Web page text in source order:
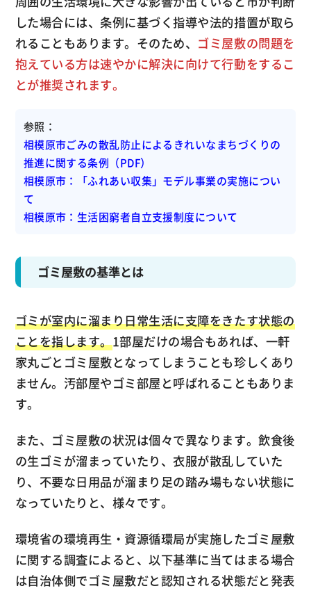
した場合には、条例に基づく指導や法的措置が取ら
れることもあります。そのため、 ゴミ屋敷の問題を
抱えている方は速やかに解決に向けて行動をするこ
とが推奨されます。
参照：
相模原市ごみの散乱防止によるきれいなまちづくりの
推進に関する条例（PDF）
相模原市：「ふれあい収集」モデル事業の実施につい
て
相模原市：生活困窮者自立支援制度について
ゴミ屋敷の基準とは
ゴミが室内に溜まり日常生活に支障をきたす状態の
ことを指します。1部屋だけの場合もあれば、一軒
家丸ごとゴミ屋敷となってしまうことも珍しくあり
ません。汚部屋やゴミ部屋と呼ばれることもありま
す。
また、ゴミ屋敷の状況は個々で異なります。飲食後
の生ゴミが溜まっていたり、衣服が散乱していた
り、不要な日用品が溜まり足の踏み場もない状態に
なっていたりと、様々です。
環境省の環境再生・資源循環局が実施したゴミ屋敷
に関する調査によると、以下基準に当てはまる場合
は自治体側でゴミ屋敷だと認知される状態だと発表